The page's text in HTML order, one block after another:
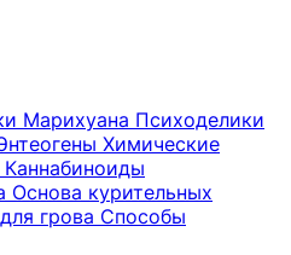
Марихуана Психоделики
Химические
Каннабиноиды
Основа курительных
грова Способы